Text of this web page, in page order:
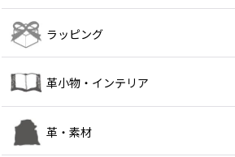
ラッピング
革小物・インテリア
革・素材